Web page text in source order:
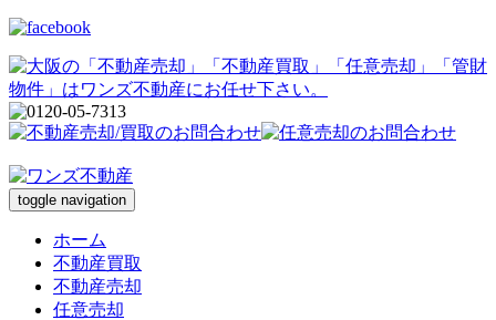
toggle navigation
ホーム
不動産買取
不動産売却
任意売却